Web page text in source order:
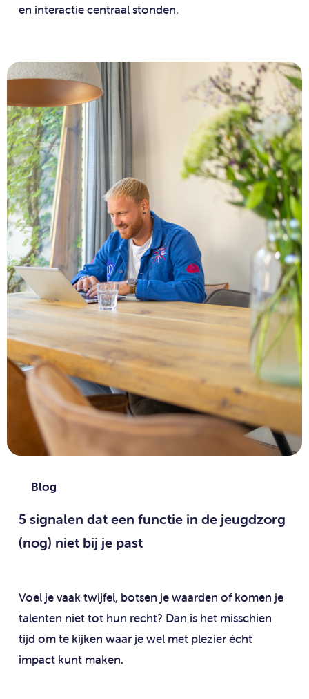
en interactie centraal stonden.
Blog
5 signalen dat een functie in de jeugdzorg
(nog) niet bij je past
Voel je vaak twijfel, botsen je waarden of komen je
talenten niet tot hun recht? Dan is het misschien
tijd om te kijken waar je wel met plezier écht
impact kunt maken.